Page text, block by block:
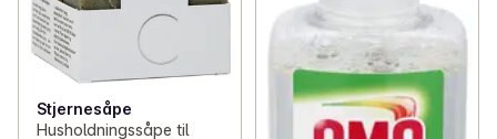
Stjernesåpe
Husholdningssåpe til